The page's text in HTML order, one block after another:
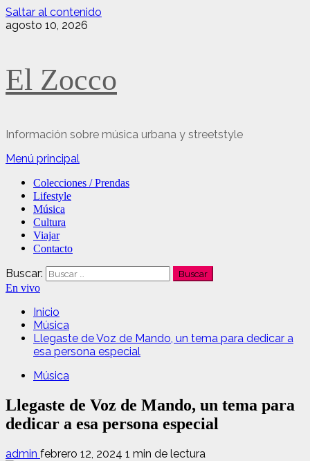
Saltar al contenido
agosto 10, 2026
El Zocco
Información sobre música urbana y streetstyle
Menú principal
Colecciones / Prendas
Lifestyle
Música
Cultura
Viajar
Contacto
Buscar:
En vivo
Inicio
Música
Llegaste de Voz de Mando, un tema para dedicar a
esa persona especial
Música
Llegaste de Voz de Mando, un tema para
dedicar a esa persona especial
admin febrero 12, 2024 1 min de lectura